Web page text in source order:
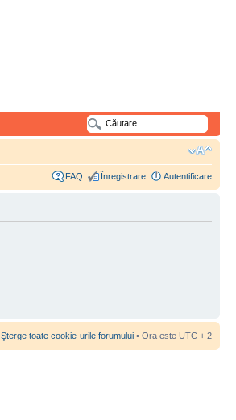
FAQ Înregistrare Autentificare
Şterge toate cookie-urile forumului • Ora este UTC + 2